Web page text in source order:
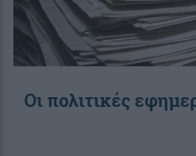
Οι πολιτικές